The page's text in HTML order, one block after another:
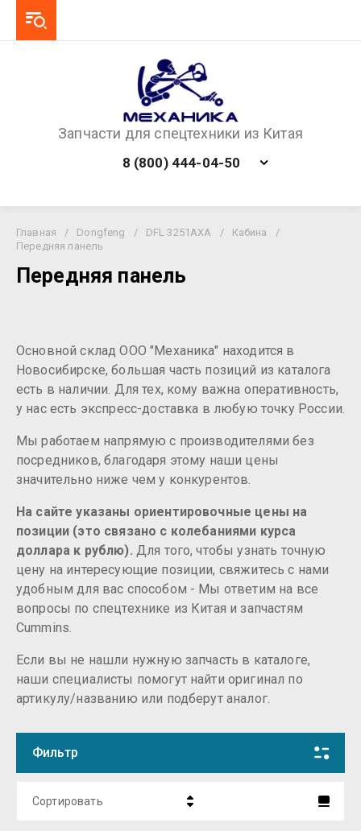
Запчасти для спецтехники из Китая
8 (800) 444-04-50
Главная / Dongfeng / DFL 3251AXA / Кабина
/
Передняя панель
Передняя панель
Основной склад ООО "Механика" находится в
Новосибирске, большая часть позиций из каталога
есть в наличии. Для тех, кому важна оперативность,
у нас есть экспресс-доставка в любую точку России.
Мы работаем напрямую с производителями без
посредников, благодаря этому наши цены
значительно ниже чем у конкурентов.
На сайте указаны ориентировочные цены на
позиции (это связано с колебаниями курса
доллара к рублю). Для того, чтобы узнать точную
цену на интересующие позиции, свяжитесь с нами
удобным для вас способом - Мы ответим на все
вопросы по спецтехнике из Китая и запчастям
Cummins.
Если вы не нашли нужную запчасть в каталоге,
наши специалисты помогут найти оригинал по
артикулу/названию или подберут аналог.
Фильтр
Сортировать